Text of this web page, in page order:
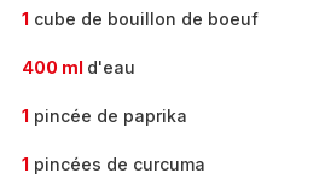
1 cube de bouillon de boeuf
400 ml d'eau
1 pincée de paprika
1 pincées de curcuma